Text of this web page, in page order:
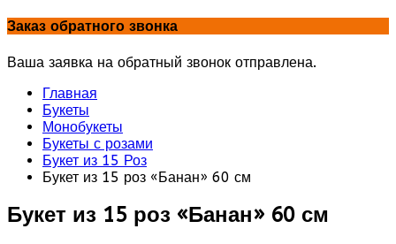
Заказ обратного звонка
Ваша заявка на обратный звонок отправлена.
Главная
Букеты
Монобукеты
Букеты с розами
Букет из 15 Роз
Букет из 15 роз «Банан» 60 см
Букет из 15 роз «Банан» 60 см